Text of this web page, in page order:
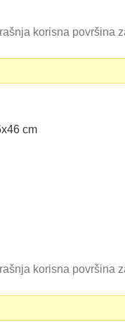
korisna površina
korisna površina